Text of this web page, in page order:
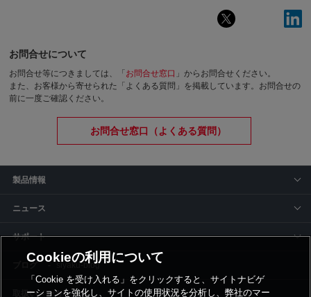
お問合せについて
お問合せ等につきましては、「 お問合せ窓口 」からお問合せください。
また、お客様から寄せられた「よくある質問」を掲載しています。お問合せの
前に一度ご確認ください。
お問合せ窓口（よくある質問）
製品情報
ニュース
サポート
siyaku-blog
取扱いメーカー
Cookieの利用について
「Cookie を受け入れる」をクリックすると、サイトナビゲ
ーションを強化し、サイトの使用状況を分析し、弊社のマー